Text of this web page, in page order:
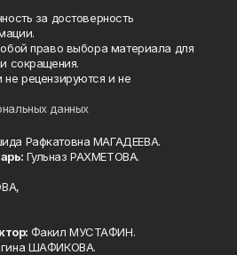
за достоверность
право выбора материала для
сокращения.
рецензируются и не
данных
Рафкатовна МАГАДЕЕВА.
Гульназ РАХМЕТОВА.
Факил МУСТАФИН.
ШАФИКОВА.